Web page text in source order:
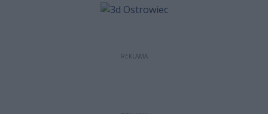
REKLAMA